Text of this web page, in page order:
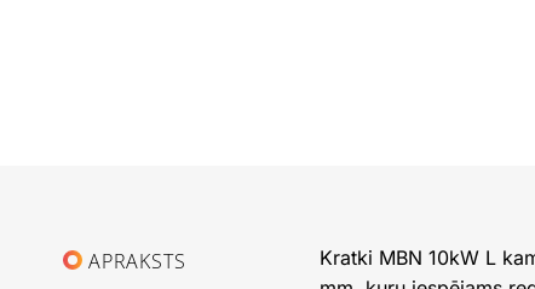
APRAKSTS
Kratki MBN 10kW L